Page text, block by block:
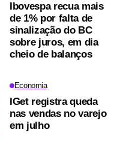
Ibovespa recua mais
de 1% por falta de
sinalização do BC
sobre juros, em dia
cheio de balanços
Economia
IGet registra queda
nas vendas no varejo
em julho